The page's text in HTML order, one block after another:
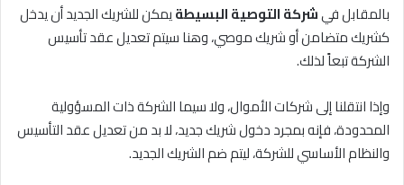
بالمقابل فيشركة التوصية البسيطةيمكن للشريك الجديد أن يدخل
كشريك متضامن أو شريك موصي، وهنا سيتم تعديل عقد تأسيس
الشركة تبعاً لذلك.
وإذا انتقلنا إلى شركات الأموال، ولا سيما الشركة ذات المسؤولية
المحدودة، فإنه بمجرد دخول شريك جديد، لا بد من تعديل عقد التأسيس
والنظام الأساسي للشركة، ليتم ضم الشريك الجديد.